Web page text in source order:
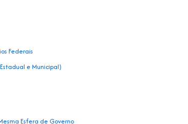
Federais
e Municipal)
Esfera de Governo